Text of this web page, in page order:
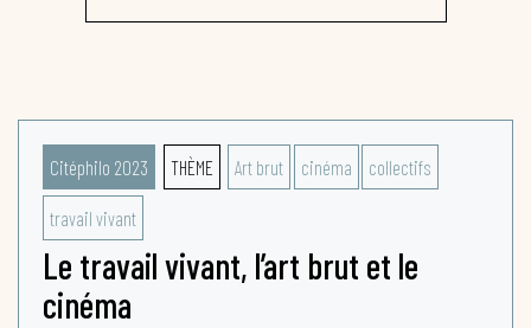
Citéphilo 2023 THÈME Art brut cinéma collectifs
travail vivant
Le travail vivant, l’art brut et le
cinéma